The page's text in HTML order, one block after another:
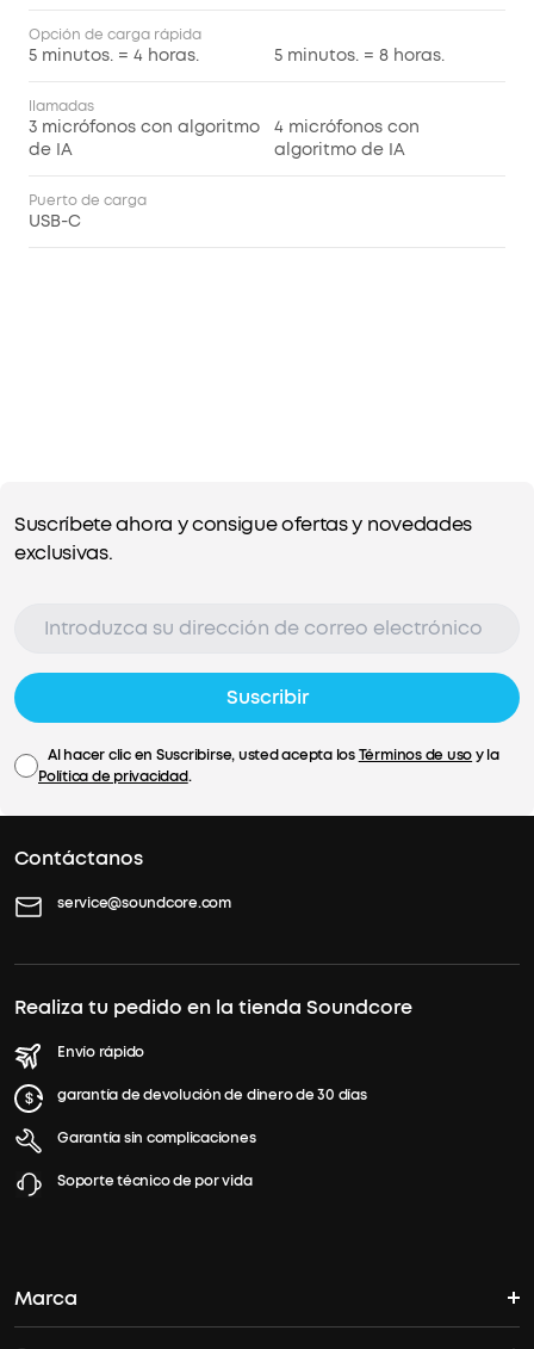
Opción de carga rápida
5 minutos. = 4 horas. 5 minutos. = 8 horas.
llamadas
3 micrófonos con algoritmo
de IA
4 micrófonos con
algoritmo de IA
Puerto de carga
USB-C
Suscríbete ahora y consigue ofertas y novedades
exclusivas.
Suscribir
Al hacer clic en Suscribirse, usted acepta losTérminos de usoy la
Política de privacidad.
Contáctanos
service@soundcore.com
Realiza tu pedido en la tienda Soundcore
Envío rápido
garantía de devolución de dinero de 30 días
Garantía sin complicaciones
Soporte técnico de por vida
Marca